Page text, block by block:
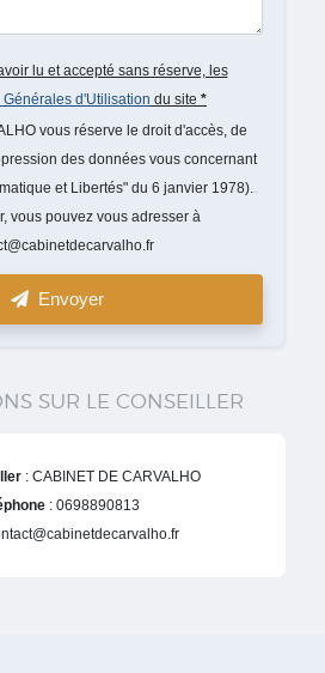
lu et accepté sans réserve, les
d'Utilisation du site *
vous réserve le droit d'accès, de
des données vous concernant
et Libertés" du 6 janvier 1978).
vous pouvez vous adresser à
Envoyer
SUR LE CONSEILLER
: CABINET DE CARVALHO
: 0698890813